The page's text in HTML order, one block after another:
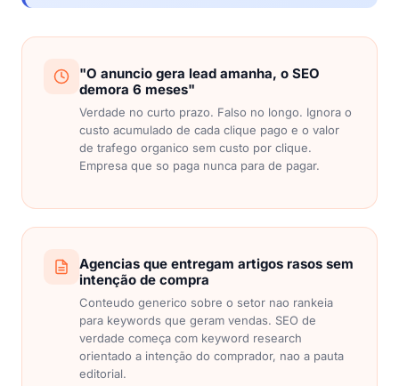
"O anuncio gera lead amanha, o SEO
demora 6 meses"
Verdade no curto prazo. Falso no longo. Ignora o
custo acumulado de cada clique pago e o valor
de trafego organico sem custo por clique.
Empresa que so paga nunca para de pagar.
Agencias que entregam artigos rasos sem
intenção de compra
Conteudo generico sobre o setor nao rankeia
para keywords que geram vendas. SEO de
verdade começa com keyword research
orientado a intenção do comprador, nao a pauta
editorial.